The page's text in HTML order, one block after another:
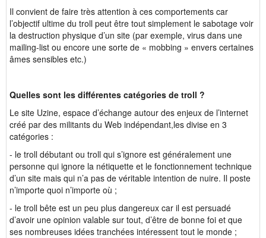
Il convient de faire très attention à ces comportements car
l’objectif ultime du troll peut être tout simplement le sabotage voir
la destruction physique d’un site (par exemple, virus dans une
mailing-list ou encore une sorte de « mobbing » envers certaines
âmes sensibles etc.)
Quelles sont les différentes catégories de troll ?
Le site Uzine, espace d’échange autour des enjeux de l’internet
créé par des militants du Web indépendant,les divise en 3
catégories :
- le troll débutant ou troll qui s’ignore est généralement une
personne qui ignore la nétiquette et le fonctionnement technique
d’un site mais qui n’a pas de véritable intention de nuire. Il poste
n’importe quoi n’importe où ;
- le troll bête est un peu plus dangereux car il est persuadé
d’avoir une opinion valable sur tout, d’être de bonne foi et que
ses nombreuses idées tranchées intéressent tout le monde ;